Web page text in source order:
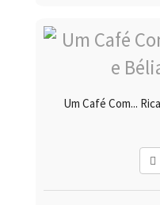
Um Café Com...